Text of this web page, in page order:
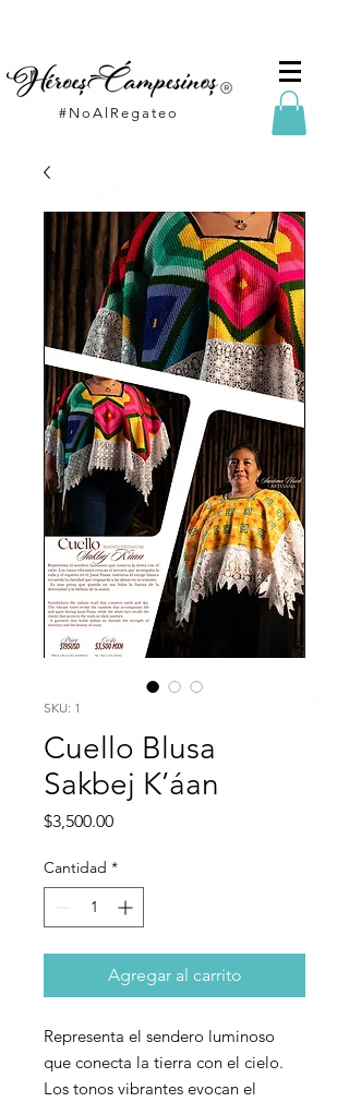
#NoAlRegateo
SKU: 1
Cuello Blusa
Sakbej K’áan
$3,500.00Precio
Cantidad *
Agregar al carrito
Representa el sendero luminoso
que conecta la tierra con el cielo.
Los tonos vibrantes evocan el